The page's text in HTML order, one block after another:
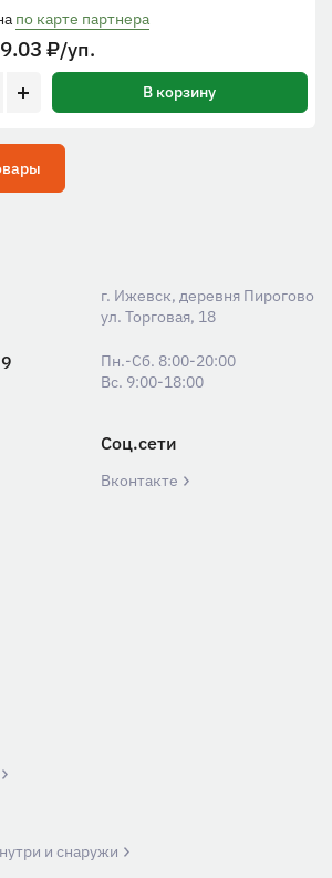
по карте партнера
₽/уп.
В корзину
г. Ижевск, деревня Пирогово
ул. Торговая, 18
Пн.-Сб. 8:00-20:00
Вс. 9:00-18:00
Соц.сети
Вконтакте
и снаружи